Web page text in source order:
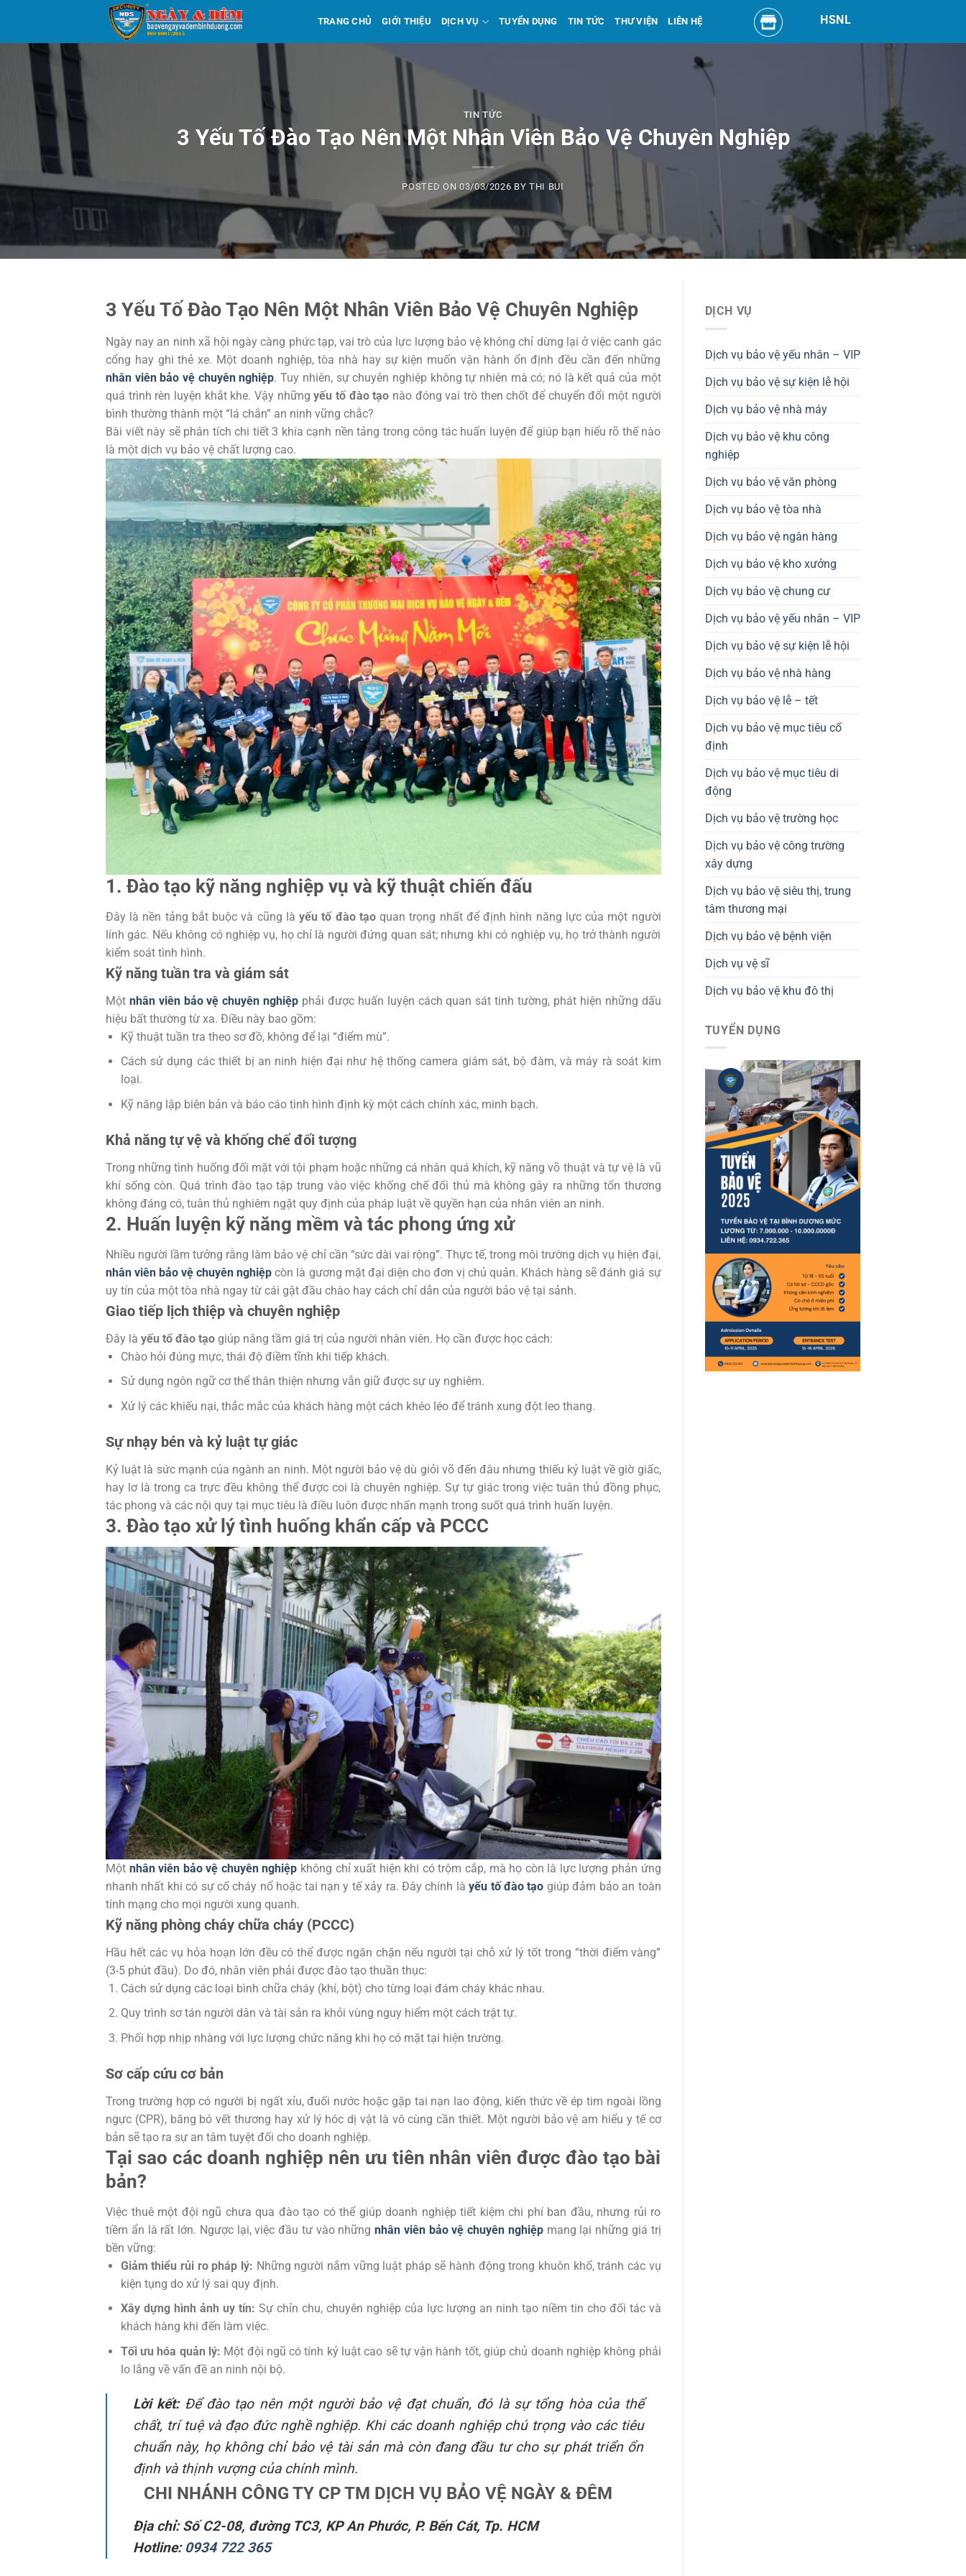
content
TRANG CHỦ GIỚI THIỆU DỊCH VỤ TUYỂN DỤNG TIN TỨC THƯ VIỆN LIÊN HỆ HSNL
TIN TỨC
3 Yếu Tố Đào Tạo Nên Một Nhân Viên Bảo Vệ Chuyên Nghiệp
POSTED ON 03/03/2026 BY THI BUI
3 Yếu Tố Đào Tạo Nên Một Nhân Viên Bảo Vệ Chuyên Nghiệp
Ngày nay an ninh xã hội ngày càng phức tạp, vai trò của lực lượng bảo vệ không chỉ dừng lại ở việc canh gác
cổng hay ghi thẻ xe. Một doanh nghiệp, tòa nhà hay sự kiện muốn vận hành ổn định đều cần đến những
nhân viên bảo vệ chuyên nghiệp. Tuy nhiên, sự chuyên nghiệp không tự nhiên mà có; nó là kết quả của một
quá trình rèn luyện khắt khe. Vậy nhữngyếu tố đào tạo nào đóng vai trò then chốt để chuyển đổi một người
bình thường thành một “lá chắn” an ninh vững chắc?
Bài viết này sẽ phân tích chi tiết 3 khía cạnh nền tảng trong công tác huấn luyện để giúp bạn hiểu rõ thế nào
là một dịch vụ bảo vệ chất lượng cao.
1. Đào tạo kỹ năng nghiệp vụ và kỹ thuật chiến đấu
Đây là nền tảng bắt buộc và cũng làyếu tố đào tạoquan trọng nhất để định hình năng lực của một người
lính gác. Nếu không có nghiệp vụ, họ chỉ là người đứng quan sát; nhưng khi có nghiệp vụ, họ trở thành người
kiểm soát tình hình.
Kỹ năng tuần tra và giám sát
Một nhân viên bảo vệ chuyên nghiệp phải được huấn luyện cách quan sát tinh tường, phát hiện những dấu
hiệu bất thường từ xa. Điều này bao gồm:
Kỹ thuật tuần tra theo sơ đồ, không để lại “điểm mù”.
Cách sử dụng các thiết bị an ninh hiện đại như hệ thống camera giám sát, bộ đàm, và máy rà soát kim
loại.
Kỹ năng lập biên bản và báo cáo tình hình định kỳ một cách chính xác, minh bạch.
Khả năng tự vệ và khống chế đối tượng
Trong những tình huống đối mặt với tội phạm hoặc những cá nhân quá khích, kỹ năng võ thuật và tự vệ là vũ
khí sống còn. Quá trình đào tạo tập trung vào việc khống chế đối thủ mà không gây ra những tổn thương
không đáng có, tuân thủ nghiêm ngặt quy định của pháp luật về quyền hạn của nhân viên an ninh.
2. Huấn luyện kỹ năng mềm và tác phong ứng xử
Nhiều người lầm tưởng rằng làm bảo vệ chỉ cần “sức dài vai rộng”. Thực tế, trong môi trường dịch vụ hiện đại,
nhân viên bảo vệ chuyên nghiệp còn là gương mặt đại diện cho đơn vị chủ quản. Khách hàng sẽ đánh giá sự
uy tín của một tòa nhà ngay từ cái gật đầu chào hay cách chỉ dẫn của người bảo vệ tại sảnh.
Giao tiếp lịch thiệp và chuyên nghiệp
Đây là yếu tố đào tạo giúp nâng tầm giá trị của người nhân viên. Họ cần được học cách:
Chào hỏi đúng mực, thái độ điềm tĩnh khi tiếp khách.
Sử dụng ngôn ngữ cơ thể thân thiện nhưng vẫn giữ được sự uy nghiêm.
Xử lý các khiếu nại, thắc mắc của khách hàng một cách khéo léo để tránh xung đột leo thang.
Sự nhạy bén và kỷ luật tự giác
Kỷ luật là sức mạnh của ngành an ninh. Một người bảo vệ dù giỏi võ đến đâu nhưng thiếu kỷ luật về giờ giấc,
hay lơ là trong ca trực đều không thể được coi là chuyên nghiệp. Sự tự giác trong việc tuân thủ đồng phục,
tác phong và các nội quy tại mục tiêu là điều luôn được nhấn mạnh trong suốt quá trình huấn luyện.
3. Đào tạo xử lý tình huống khẩn cấp và PCCC
Một nhân viên bảo vệ chuyên nghiệp không chỉ xuất hiện khi có trộm cắp, mà họ còn là lực lượng phản ứng
nhanh nhất khi có sự cố cháy nổ hoặc tai nạn y tế xảy ra. Đây chính làyếu tố đào tạo giúp đảm bảo an toàn
tính mạng cho mọi người xung quanh.
Kỹ năng phòng cháy chữa cháy (PCCC)
Hầu hết các vụ hỏa hoạn lớn đều có thể được ngăn chặn nếu người tại chỗ xử lý tốt trong “thời điểm vàng”
(3-5 phút đầu). Do đó, nhân viên phải được đào tạo thuần thục:
Cách sử dụng các loại bình chữa cháy (khí, bột) cho từng loại đám cháy khác nhau.
Quy trình sơ tán người dân và tài sản ra khỏi vùng nguy hiểm một cách trật tự.
Phối hợp nhịp nhàng với lực lượng chức năng khi họ có mặt tại hiện trường.
Sơ cấp cứu cơ bản
Trong trường hợp có người bị ngất xỉu, đuối nước hoặc gặp tai nạn lao động, kiến thức về ép tim ngoài lồng
ngực (CPR), băng bó vết thương hay xử lý hóc dị vật là vô cùng cần thiết. Một người bảo vệ am hiểu y tế cơ
bản sẽ tạo ra sự an tâm tuyệt đối cho doanh nghiệp.
Tại sao các doanh nghiệp nên ưu tiên nhân viên được đào tạo bài
bản?
Việc thuê một đội ngũ chưa qua đào tạo có thể giúp doanh nghiệp tiết kiệm chi phí ban đầu, nhưng rủi ro
tiềm ẩn là rất lớn. Ngược lại, việc đầu tư vào những nhân viên bảo vệ chuyên nghiệpmang lại những giá trị
bền vững:
Giảm thiểu rủi ro pháp lý: Những người nắm vững luật pháp sẽ hành động trong khuôn khổ, tránh các vụ
kiện tụng do xử lý sai quy định.
Xây dựng hình ảnh uy tín: Sự chỉn chu, chuyên nghiệp của lực lượng an ninh tạo niềm tin cho đối tác và
khách hàng khi đến làm việc.
Tối ưu hóa quản lý: Một đội ngũ có tính kỷ luật cao sẽ tự vận hành tốt, giúp chủ doanh nghiệp không phải
lo lắng về vấn đề an ninh nội bộ.
Lời kết:Để đào tạo nên một người bảo vệ đạt chuẩn, đó là sự tổng hòa của thể
chất, trí tuệ và đạo đức nghề nghiệp. Khi các doanh nghiệp chú trọng vào các tiêu
chuẩn này, họ không chỉ bảo vệ tài sản mà còn đang đầu tư cho sự phát triển ổn
định và thịnh vượng của chính mình.
CHI NHÁNH CÔNG TY CP TM DỊCH VỤ BẢO VỆ NGÀY & ĐÊM
Địa chỉ: Số C2-08, đường TC3, KP An Phước, P. Bến Cát, Tp. HCM
Hotline: 0934 722 365
DỊCH VỤ
Dịch vụ bảo vệ yếu nhân – VIP
Dịch vụ bảo vệ sự kiện lễ hội
Dịch vụ bảo vệ nhà máy
Dịch vụ bảo vệ khu công
nghiệp
Dịch vụ bảo vệ văn phòng
Dịch vụ bảo vệ tòa nhà
Dịch vụ bảo vệ ngân hàng
Dịch vụ bảo vệ kho xưởng
Dịch vụ bảo vệ chung cư
Dịch vụ bảo vệ yếu nhân – VIP
Dịch vụ bảo vệ sự kiện lễ hội
Dịch vụ bảo vệ nhà hàng
Dịch vụ bảo vệ lễ – tết
Dịch vụ bảo vệ mục tiêu cố
định
Dịch vụ bảo vệ mục tiêu di
động
Dịch vụ bảo vệ trường học
Dịch vụ bảo vệ công trường
xây dựng
Dịch vụ bảo vệ siêu thị, trung
tâm thương mại
Dịch vụ bảo vệ bệnh viện
Dịch vụ vệ sĩ
Dịch vụ bảo vệ khu đô thị
TUYỂN DỤNG